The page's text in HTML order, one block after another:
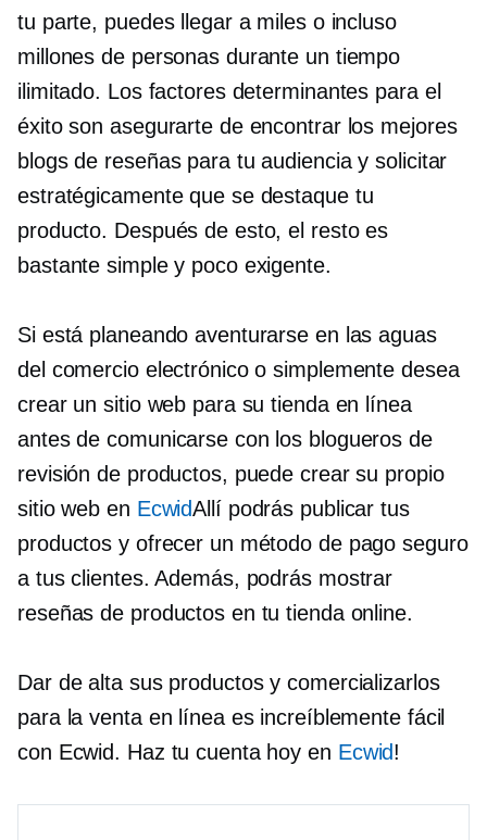
tu parte, puedes llegar a miles o incluso
millones de personas durante un tiempo
ilimitado. Los factores determinantes para el
éxito son asegurarte de encontrar los mejores
blogs de reseñas para tu audiencia y solicitar
estratégicamente que se destaque tu
producto. Después de esto, el resto es
bastante simple y poco exigente.
Si está planeando aventurarse en las aguas
del comercio electrónico o simplemente desea
crear un sitio web para su tienda en línea
antes de comunicarse con los blogueros de
revisión de productos, puede crear su propio
sitio web en EcwidAllí podrás publicar tus
productos y ofrecer un método de pago seguro
a tus clientes. Además, podrás mostrar
reseñas de productos en tu tienda online.
Dar de alta sus productos y comercializarlos
para la venta en línea es increíblemente fácil
con Ecwid. Haz tu cuenta hoy en Ecwid!